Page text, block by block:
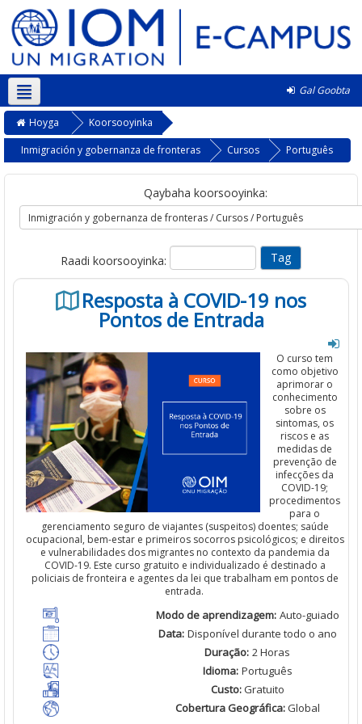
Gal Goobta
Soomaali ‎(so)‎
Hoyga
Koorsooyinka
Inmigración y gobernanza de fronteras
Cursos Português
Qaybaha koorsooyinka:
Raadi koorsooyinka:
Resposta à COVID-19 nos
Pontos de Entrada
O curso tem
como objetivo
aprimorar o
conhecimento
sobre os
sintomas, os
riscos e as
medidas de
prevenção de
infecções da
COVID-19;
procedimentos
para o
gerenciamento seguro de viajantes (suspeitos) doentes; saúde
ocupacional, bem-estar e primeiros socorros psicológicos; e direitos
e vulnerabilidades dos migrantes no contexto da pandemia da
COVID-19. Este curso gratuito e individualizado é destinado a
policiais defronteira e agentes da lei que trabalham em pontos de
entrada.
Modo de aprendizagem: Auto-guiado
Data: Disponível durante todo o ano
Duração: 2 Horas
Idioma: Português
Custo:Gratuito
Cobertura Geográfica:Global